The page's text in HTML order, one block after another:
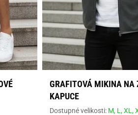
GRAFITOVÁ MIKINA NA
KAPUCE
Dostupné velikosti: M, L,XL,